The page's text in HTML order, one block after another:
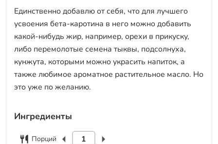
Единственно добавлю от себя, что для лучшего
усвоения бета-каротина в него можно добавить
какой-нибудь жир, например, орехи в прикуску,
либо перемолотые семена тыквы, подсолнуха,
кунжута, которыми можно украсить напиток, а
также любимое ароматное растительное масло. Но
это уже по желанию.
Ингредиенты
Порций